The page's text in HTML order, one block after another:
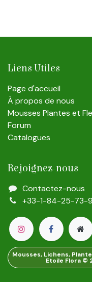
Liens Utiles
Page d'accueil
À propos de nous
Mousses Plantes et
Forum
Catalogues
Rejoignez-nous
Contactez-nous
+33-1-84-25-73-
Mousses, Lichens,
Etoile Flora ©